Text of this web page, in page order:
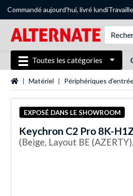
Commandé aujourd'hui, livré lundi
Toutes les catégories
Page d'accueil
Matériel Périphériques
EXPOSÉ DANS LE SHOWROOM
Keychron C2 Pro 8K-
(Beige, Layout BE